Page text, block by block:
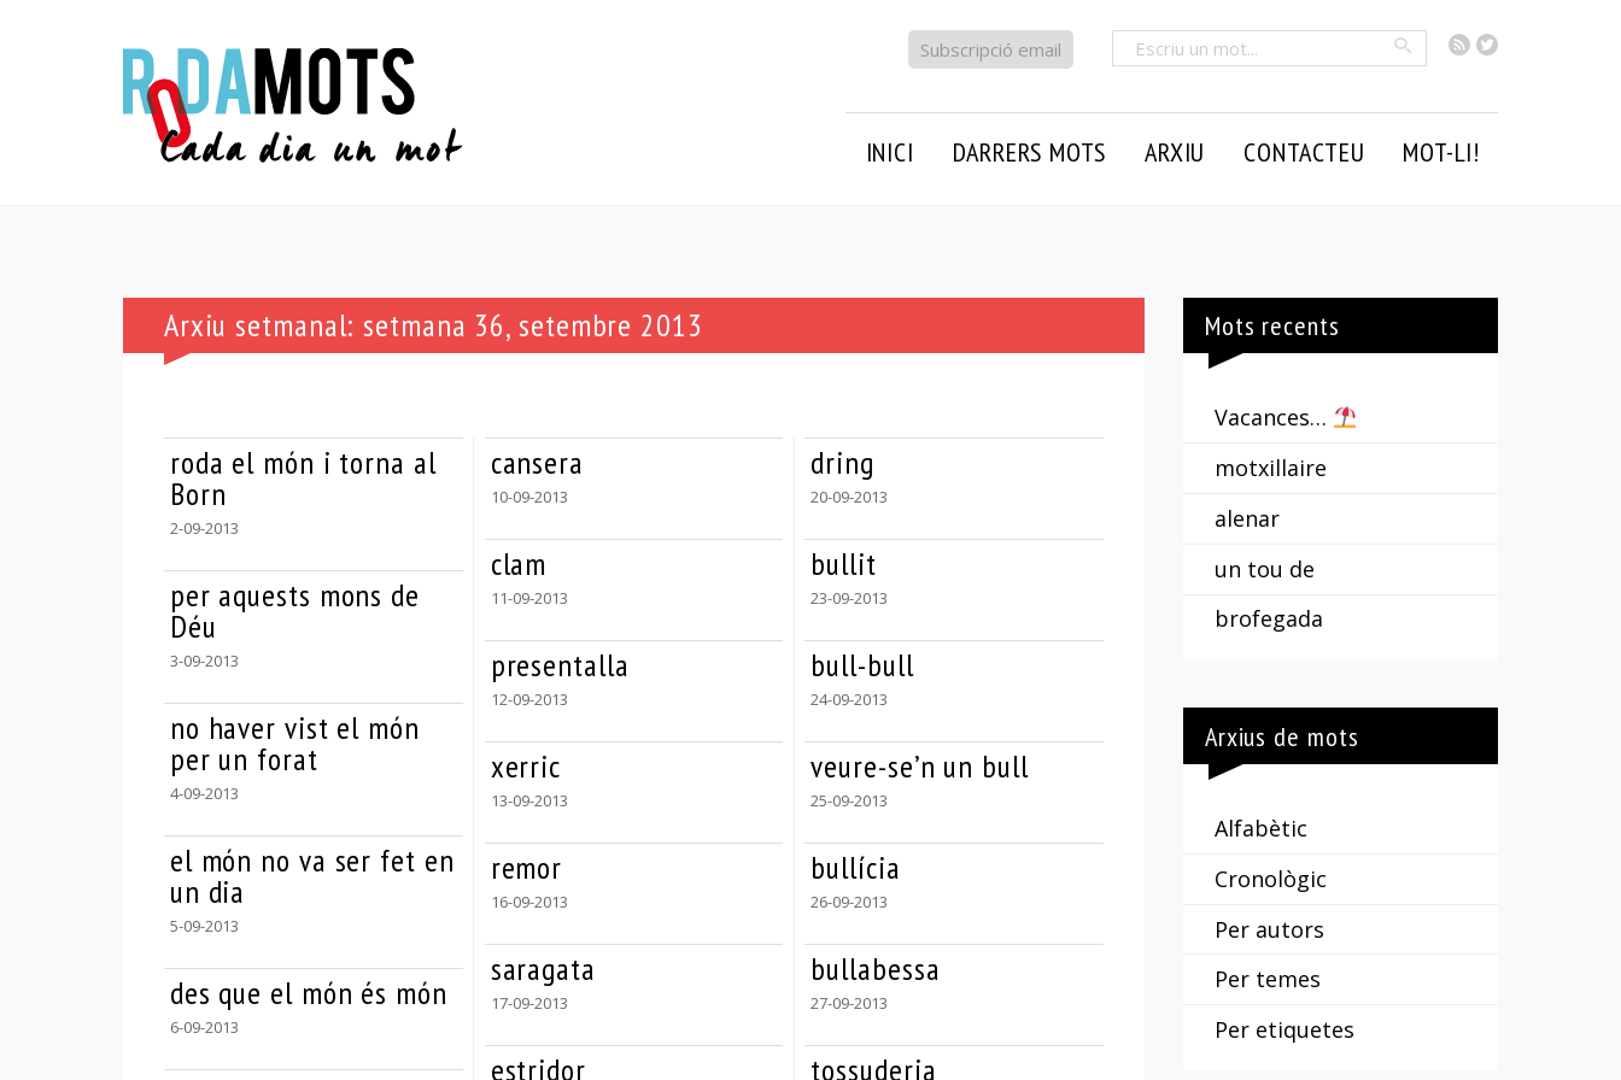
RSSTwitter
Cercar
Subscripció email
INICI DARRERS MOTS ARXIU CONTACTEU MOT-LI!
Arxiu setmanal: setmana 36, setembre 2013
roda el món i torna al
Born
2-09-2013
per aquests mons de
Déu
3-09-2013
no haver vist el món
per un forat
4-09-2013
el món no va ser fet en
un dia
5-09-2013
des que el món és món
6-09-2013
cansera
10-09-2013
clam
11-09-2013
presentalla
12-09-2013
xerric
13-09-2013
remor
16-09-2013
saragata
17-09-2013
estridor
dring
20-09-2013
bullit
23-09-2013
bull-bull
24-09-2013
veure-se’n un bull
25-09-2013
bullícia
26-09-2013
bullabessa
27-09-2013
tossuderia
Mots recents
Vacances…
motxillaire
alenar
un tou de
brofegada
Arxius de mots
Alfabètic
Cronològic
Per autors
Per temes
Per etiquetes